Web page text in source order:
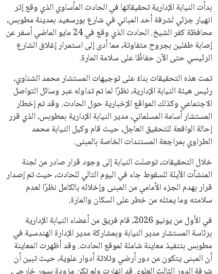
محافظات
بدأت النيابة الإدارية تحقيقاتها في الحادث المأساوي الذي وقع إثر
انهيار جزئي لشرفة أحد المباني في شارع بورسعيد بمدينة مطوبس،
محافظة كفر الشيخ. الحادث الذي وقع في 24 مايو الماضي أسفر عن
إصابة طفلين بجروح متفاوتة، مما أدى إلى استمرار إغلاق الشارع
الرئيسي حتى الآن حفاظًا على سلامة المارة.
تمت هذه التحقيقات بناءً على توجيهات المستشار محمد الشناوي،
رئيس هيئة النيابة الإدارية، نظرًا لما تم تداوله عبر وسائل التواصل
الاجتماعي وكذلك المواقع الإخبارية حول الحادث. وقد تم إخطار
المستشار أسامة المسلماني، مدير النيابة الإدارية بمطوبس، الذي قرر
إحالة الواقعة للتحقيق العاجل، حيث قام وكيل النيابة محمد
الطراوي بمراجعة المستندات الخاصة بالمبنى.
خلال التحقيقات، توصلت النيابة إلى وجود قرار صادر من لجنة
المنشآت الآيلة للسقوط جاء في اليوم التالي للحادث، حيث تم إصدار
قرار بهدم الجزء الأمامي من المبنى وإخلائه بالكامل نظرًا لعدم
سلامته وما يمثله من خطر على السكان والمارة.
في الأول من يونيو 2026، قام فريق من أعضاء النيابة الإدارية
برئاسة المستشار مدير النيابة وبمشاركة مدير الإدارة الهندسية في
مطوبس بتنفيذ معاينة شاملة لموقع الحادث. وقد أظهرت المعاينة
أن المبنى يتكون من دور أرضي وثلاثة أدوار علوية، حيث تبين أن